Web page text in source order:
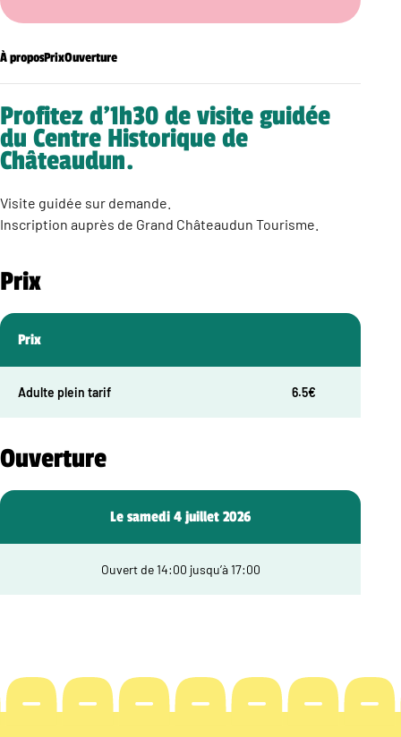
À proposPrixOuverture
Profitez d’1h30 de visite guidée
du Centre Historique de
Châteaudun.
Visite guidée sur demande.
Inscription auprès de Grand Châteaudun Tourisme.
Prix
Prix
Adulte plein tarif 6.5€
Ouverture
Le samedi 4 juillet 2026
Ouvert de 14:00 jusqu’à 17:00